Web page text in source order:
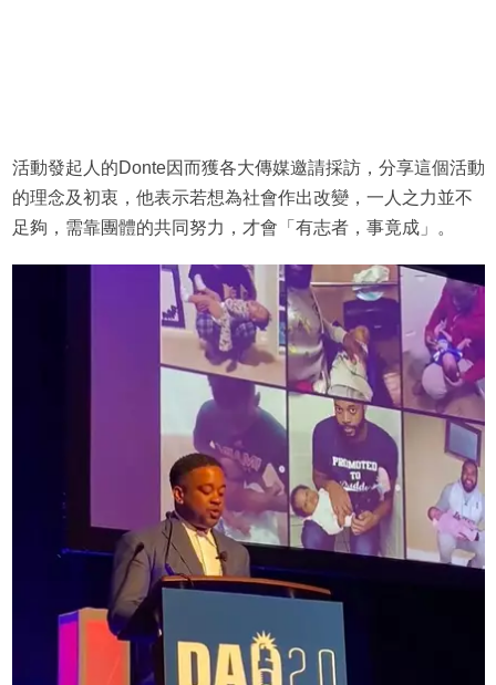
活動發起人的Donte因而獲各大傳媒邀請採訪，分享這個活動
的理念及初衷，他表示若想為社會作出改變，一人之力並不
足夠，需靠團體的共同努力，才會「有志者，事竟成」。